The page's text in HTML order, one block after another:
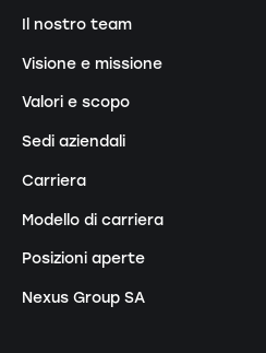
Il nostro team
Visione e missione
Valori e scopo
Sedi aziendali
Carriera
Modello di carriera
Posizioni aperte
Nexus Group SA